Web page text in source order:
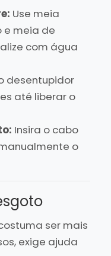
Use meia
e meia de
com água
desentupidor
até liberar o
Insira o cabo
o
ser mais
exige ajuda